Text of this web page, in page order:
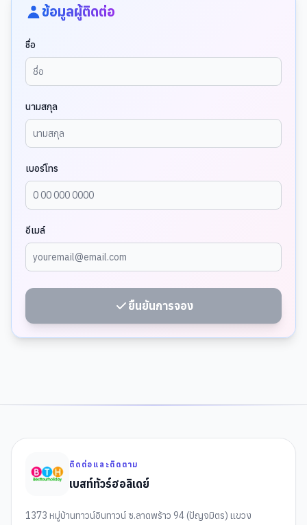
ข้อมูลผู้ติดต่อ
ชื่อ
นามสกุล
เบอร์โทร
อีเมล์
ยืนยันการจอง
ติดต่อและติดตาม
เบสท์ทัวร์ฮอลิเดย์
1373 หมู่บ้านทาวน์อินทาวน์ ซ.ลาดพร้าว 94 (ปัญจมิตร) แขวง